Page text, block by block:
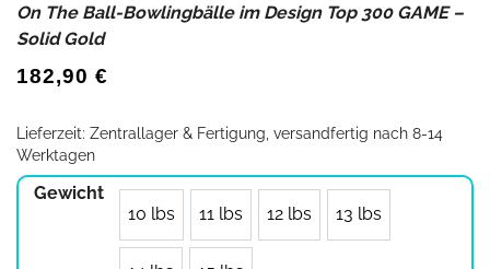
On The Ball-Bowlingbälle im Design Top 300 GAME –
Solid Gold
182,90 €
Lieferzeit: Zentrallager & Fertigung, versandfertig nach 8-14
Werktagen
Gewicht
10 lbs
11 lbs 12 lbs 13 lbs